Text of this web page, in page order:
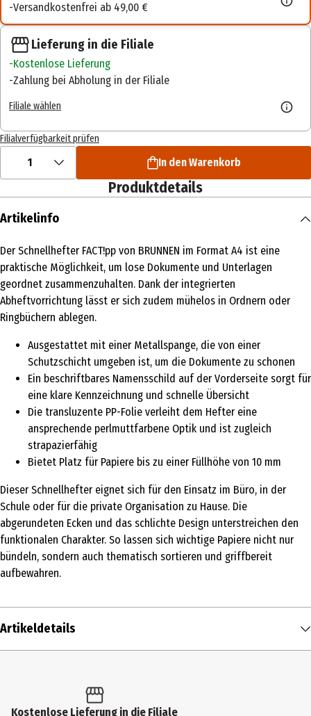
Versandkostenfrei ab 49,00 €
Lieferung in die Filiale
Kostenlose Lieferung
Zahlung bei Abholung in der Filiale
Filiale wählen
Filialverfügbarkeit prüfen
1 In den Warenkorb
Produktdetails
Artikelinfo
Der Schnellhefter FACT!pp von BRUNNEN im Format A4 ist eine
praktische Möglichkeit, um lose Dokumente und Unterlagen
geordnet zusammenzuhalten. Dank der integrierten
Abheftvorrichtung lässt er sich zudem mühelos in Ordnern oder
Ringbüchern ablegen.
Ausgestattet mit einer Metallspange, die von einer
Schutzschicht umgeben ist, um die Dokumente zu schonen
Ein beschriftbares Namensschild auf der Vorderseite sorgt für
eine klare Kennzeichnung und schnelle Übersicht
Die transluzente PP-Folie verleiht dem Hefter eine
ansprechende perlmuttfarbene Optik und ist zugleich
strapazierfähig
Bietet Platz für Papiere bis zu einer Füllhöhe von 10 mm
Dieser Schnellhefter eignet sich für den Einsatz im Büro, in der
Schule oder für die private Organisation zu Hause. Die
abgerundeten Ecken und das schlichte Design unterstreichen den
funktionalen Charakter. So lassen sich wichtige Papiere nicht nur
bündeln, sondern auch thematisch sortieren und griffbereit
aufbewahren.
Artikeldetails
Produkttyp
Kostenlose Lieferung in die Filiale